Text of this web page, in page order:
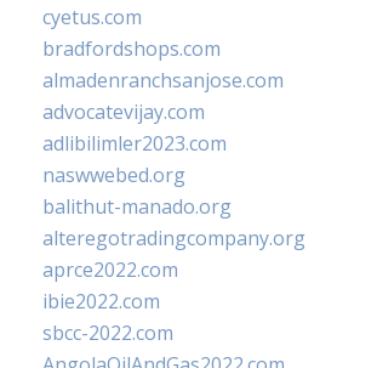
cyetus.com
bradfordshops.com
almadenranchsanjose.com
advocatevijay.com
adlibilimler2023.com
naswwebed.org
balithut-manado.org
alteregotradingcompany.org
aprce2022.com
ibie2022.com
sbcc-2022.com